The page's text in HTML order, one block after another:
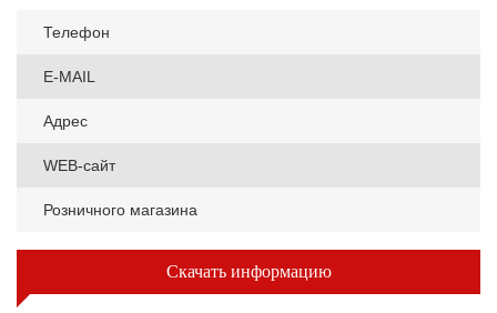
Телефон
E-MAIL
Адрес
WEB-сайт
Розничного магазина
Скачать информацию